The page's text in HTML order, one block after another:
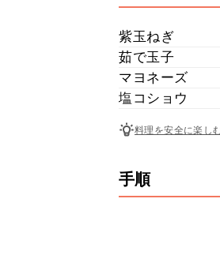
紫玉ねぎ
茹で玉子
マヨネーズ
塩コショウ
料理を安全に楽し
手順